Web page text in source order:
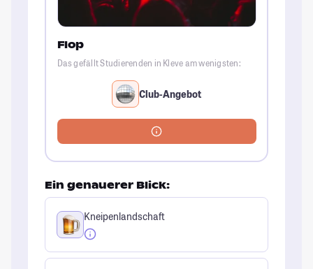
Flop
Das gefällt Studierenden in Kleve am wenigsten:
Club-Angebot
Ein genauerer Blick:
Kneipenlandschaft